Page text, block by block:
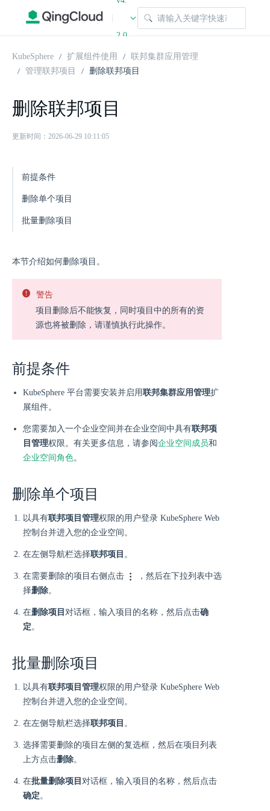
|
2.0
KubeSphere 扩展组件使用
联邦集群应用管理
管理联邦项目
删除联邦项目
删除联邦项目
更新时间：2026-06-29 10:11:05
前提条件
删除单个项目
批量删除项目
本节介绍如何删除项目。
警告
项目删除后不能恢复，同时项目中的所有的资
源也将被删除，请谨慎执行此操作。
前提条件
KubeSphere 平台需要安装并启用联邦集群应用管理扩
展组件。
您需要加入一个企业空间并在企业空间中具有联邦项
目管理权限。有关更多信息，请参阅企业空间成员和
企业空间角色。
删除单个项目
以具有联邦项目管理权限的用户登录 KubeSphere Web
控制台并进入您的企业空间。
在左侧导航栏选择联邦项目 。
在需要删除的项目右侧点击
，然后在下拉列表中选
择删除。
在删除项目 对话框，输入项目的名称，然后点击确
定。
批量删除项目
以具有联邦项目管理权限的用户登录 KubeSphere Web
控制台并进入您的企业空间。
在左侧导航栏选择联邦项目 。
选择需要删除的项目左侧的复选框，然后在项目列表
上方点击删除。
在批量删除项目 对话框，输入项目的名称，然后点击
确定。